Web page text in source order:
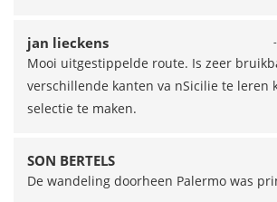
jan lieckens
Mooi uitgestippelde route. Is zeer
verschillende kanten va nSicilie te leren
selectie te maken.
SON BERTELS
De wandeling doorheen Palermo was